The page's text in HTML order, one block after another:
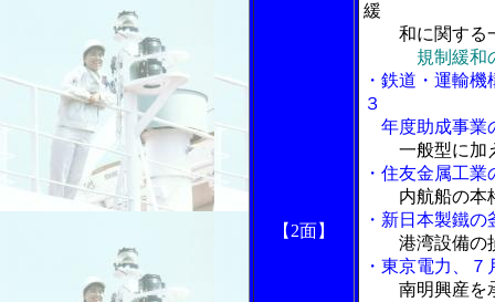
【2面】
緩
和に関する
規制緩和
・鉄道・運輸
３
年度助成事業
一般型に加
・住友金属工
内航船の本
・新日本製鐵
港湾設備の
・東京電力、
南明興産を